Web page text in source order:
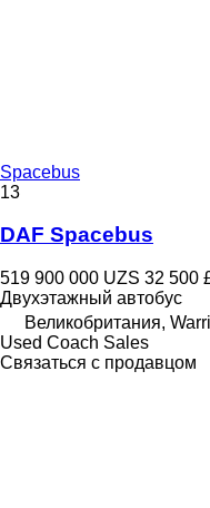
Spacebus
13
DAF Spacebus
519 900 000 UZS 32 500
Двухэтажный автобус
Великобритания,
Used Coach Sales
Связаться с продавцом